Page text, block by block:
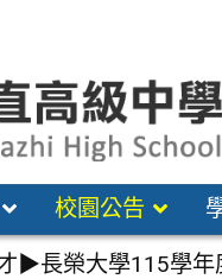
校園公告
▶長榮大學115學年